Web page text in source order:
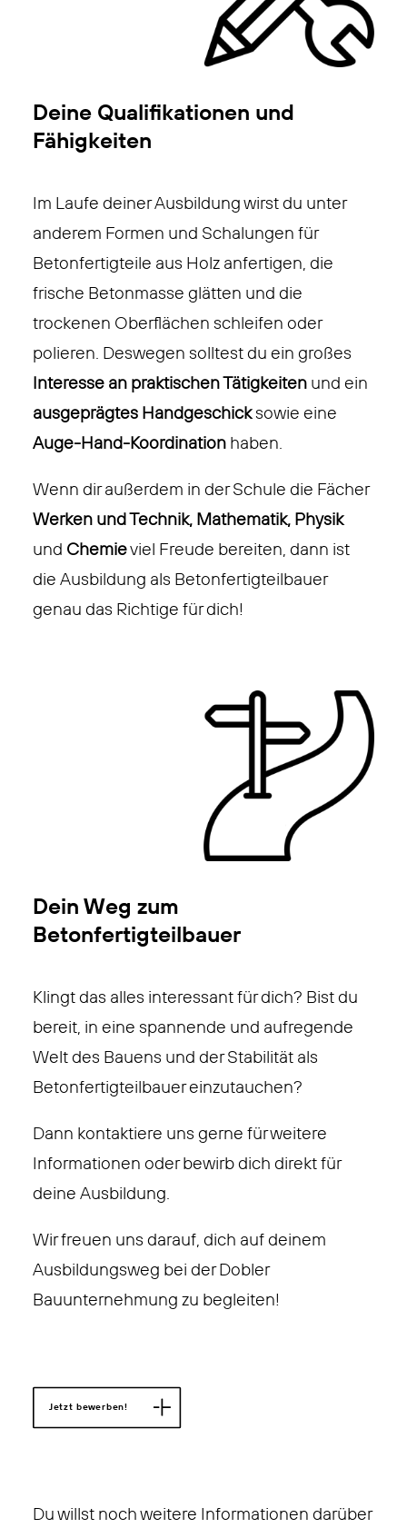
Deine Qualifikationen und
Fähigkeiten
Im Laufe deiner Ausbildung wirst du unter
anderem Formen und Schalungen für
Betonfertigteile aus Holz anfertigen, die
frische Betonmasse glätten und die
trockenen Oberflächen schleifen oder
polieren. Deswegen solltest du ein großes
Interesse an praktischen Tätigkeiten und ein
ausgeprägtes Handgeschicksowie eine
Auge-Hand-Koordination haben.
Wenn dir außerdem in der Schule die Fächer
Werken und Technik, Mathematik, Physik
und Chemieviel Freude bereiten, dann ist
die Ausbildung als Betonfertigteilbauer
genau das Richtige für dich!
Dein Weg zum
Betonfertigteilbauer
Klingt das alles interessant für dich? Bist du
bereit, in eine spannende und aufregende
Welt des Bauens und der Stabilität als
Betonfertigteilbauer einzutauchen?
Dann kontaktiere uns gerne für weitere
Informationen oder bewirb dich direkt für
deine Ausbildung.
Wir freuen uns darauf, dich auf deinem
Ausbildungsweg bei der Dobler
Bauunternehmung zu begleiten!
Jetzt bewerben!
Du willst noch weitere Informationen darüber